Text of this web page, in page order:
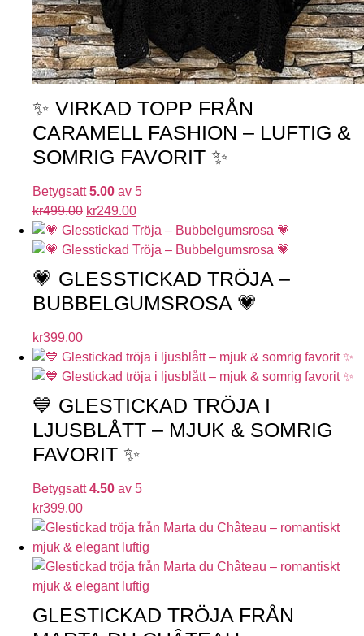
✨ VIRKAD TOPP FRÅN
CARAMELL FASHION – LUFTIG &
SOMRIG FAVORIT ✨
Betygsatt5.00 av 5
kr499.00 kr249.00
💗 GLESSTICKAD TRÖJA –
BUBBELGUMSROSA 💗
kr399.00
💙 GLESTICKAD TRÖJA I
LJUSBLÅTT – MJUK & SOMRIG
FAVORIT ✨
Betygsatt4.50 av 5
kr399.00
GLESTICKAD TRÖJA FRÅN